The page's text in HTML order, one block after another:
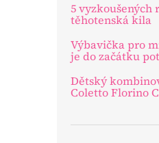
5 vyzkoušených
těhotenská kila
Výbavička pro
je do začátku
Dětský
Coletto Florino